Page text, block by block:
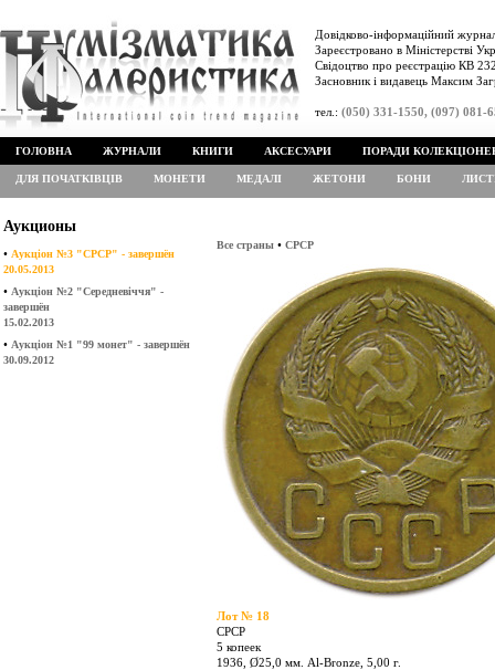
Довідково-інформаційний
Зареєстровано в Міністерстві
Свідоцтво про реєстрацію КВ
Засновник і видавець Максим
тел.: (050) 331-1550, (097) 081-
ГОЛОВНА ЖУРНАЛИ КНИГИ АКСЕСУАРИ ПОРАДИ
ДЛЯ ПОЧАТКІВЦІВ МОНЕТИ МЕДАЛІ ЖЕТОНИ БОНИ
Аукционы
• Аукціон №3 "СРСР" - завершён
20.05.2013
• Аукціон №2 "Середневіччя" -
завершён
15.02.2013
• Аукціон №1 "99 монет" - завершён
30.09.2012
Все страны • СРСР
Лот № 18
СРСР
5 копеек
1936, Ø25,0 мм. Al-Bronze, 5,00 г.